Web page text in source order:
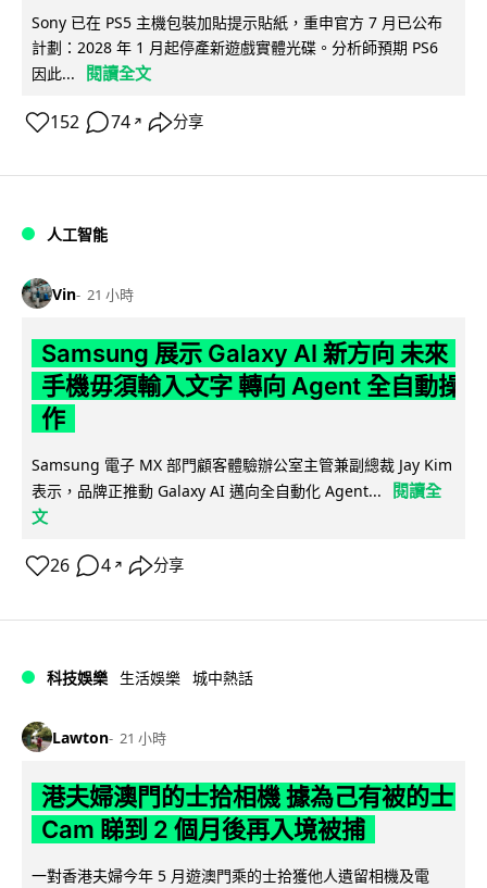
Sony 已在 PS5 主機包裝加貼提示貼紙，重申官方 7 月已公布
計劃：2028 年 1 月起停產新遊戲實體光碟。分析師預期 PS6
因此...
閱讀全文
152 74 ↗ 分享
人工智能
Vin 21 小時
Samsung 展示 Galaxy AI 新方向 未來
手機毋須輸入文字 轉向 Agent 全自動操
作
Samsung 電子 MX 部門顧客體驗辦公室主管兼副總裁 Jay Kim
表示，品牌正推動 Galaxy AI 邁向全自動化 Agent...
閱讀全
文
26 4 ↗ 分享
科技娛樂 生活娛樂 城中熱話
Lawton 21 小時
港夫婦澳門的士拾相機 據為己有被的士
Cam 睇到 2 個月後再入境被捕
一對香港夫婦今年 5 月遊澳門乘的士拾獲他人遺留相機及電